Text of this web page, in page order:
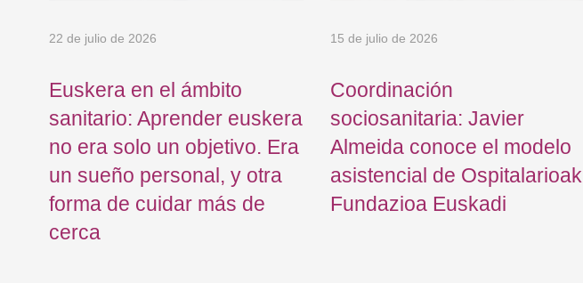
22 de julio de 2026
Euskera en el ámbito
sanitario: Aprender euskera
no era solo un objetivo. Era
un sueño personal, y otra
forma de cuidar más de
cerca
15 de julio de 2026
Coordinación
sociosanitaria: Javier
Almeida conoce el modelo
asistencial de Ospitalarioak
Fundazioa Euskadi